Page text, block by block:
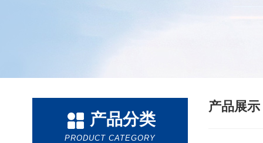
产品分类
PRODUCT CATEGORY
产品展示